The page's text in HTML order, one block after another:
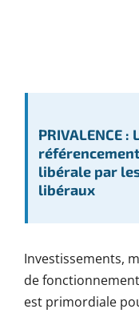
PRIVALENCE
libérale par
libéraux
Investissements,
de
est primordiale